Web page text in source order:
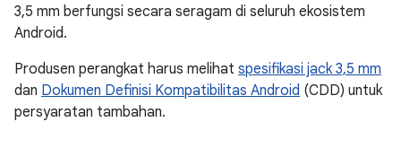
3,5 mm berfungsi secara seragam di seluruh ekosistem
Android.
Produsen perangkat harus melihat spesifikasi jack 3,5 mm
dan Dokumen Definisi Kompatibilitas Android (CDD) untuk
persyaratan tambahan.